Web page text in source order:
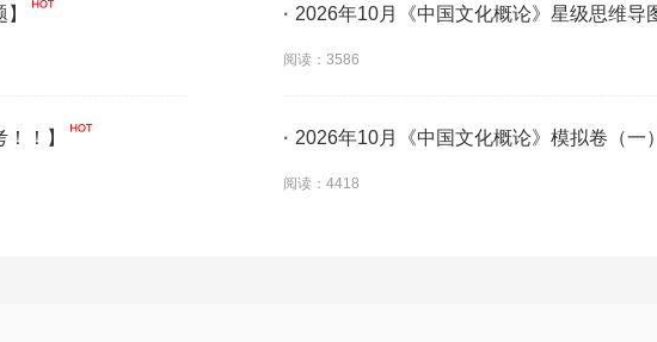
· 2026年10月《中国文化概论》星级思维导
阅读：3586
！】 · 2026年10月《中国文化概论》模拟卷（一）
阅读：4418